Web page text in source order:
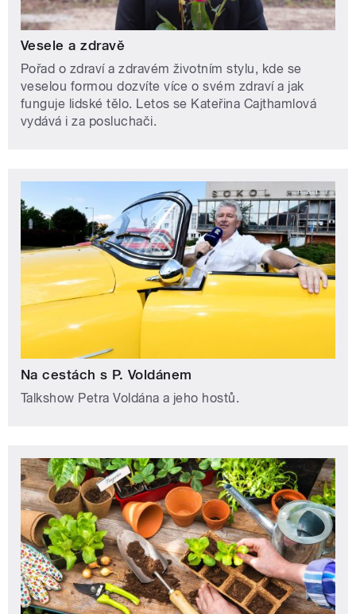
Vesele a zdravě
Pořad o zdraví a zdravém životním stylu, kde se
veselou formou dozvíte více o svém zdraví a jak
funguje lidské tělo. Letos se Kateřina Cajthamlová
vydává i za posluchači.
Na cestách s P. Voldánem
Talkshow Petra Voldána a jeho hostů.